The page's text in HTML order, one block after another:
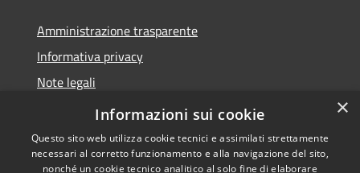
Amministrazione trasparente
Informativa privacy
Note legali
Dichiarazione di accessibilità
×
Informazioni sui cookie
Questo sito web utilizza cookie tecnici e assimilati strettamente
necessari al corretto funzionamento e alla navigazione del sito,
nonché un cookie tecnico analitico al solo fine di elaborare